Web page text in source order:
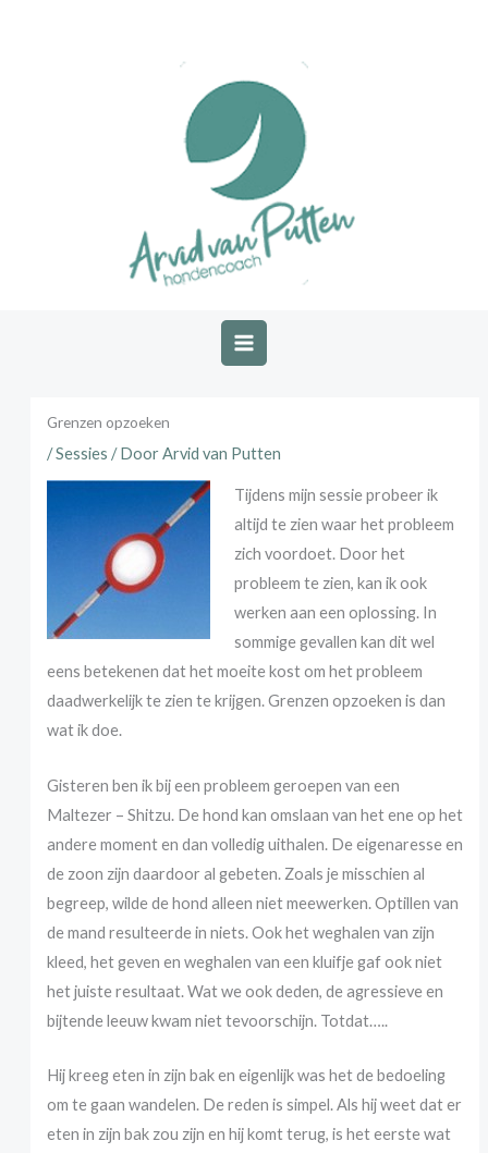
Grenzen opzoeken
/Sessies / DoorArvid van Putten
Tijdens mijn sessie probeer ik
altijd te zien waar het probleem
zich voordoet. Door het
probleem te zien, kan ik ook
werken aan een oplossing. In
sommige gevallen kan dit wel
eens betekenen dat het moeite kost om het probleem
daadwerkelijk te zien te krijgen. Grenzen opzoeken is dan
wat ik doe.
Gisteren ben ik bij een probleem geroepen van een
Maltezer – Shitzu. De hond kan omslaan van het ene op het
andere moment en dan volledig uithalen. De eigenaresse en
de zoon zijn daardoor al gebeten. Zoals je misschien al
begreep, wilde de hond alleen niet meewerken. Optillen van
de mand resulteerde in niets. Ook het weghalen van zijn
kleed, het geven en weghalen van een kluifje gaf ook niet
het juiste resultaat. Wat we ook deden, de agressieve en
bijtende leeuw kwam niet tevoorschijn. Totdat…..
Hij kreeg eten in zijn bak en eigenlijk was het de bedoeling
om te gaan wandelen. De reden is simpel. Als hij weet dat er
eten in zijn bak zou zijn en hij komt terug, is het eerste wat